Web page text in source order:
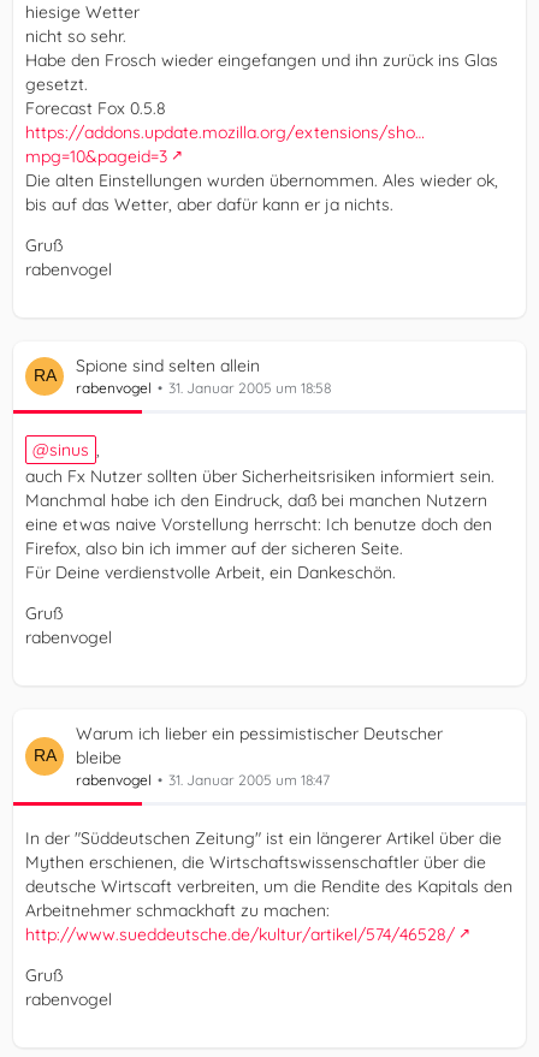
hiesige Wetter
nicht so sehr.
Habe den Frosch wieder eingefangen und ihn zurück ins Glas
gesetzt.
Forecast Fox 0.5.8
https://addons.update.mozilla.org/extensions/sho…
mpg=10&pageid=3
Die alten Einstellungen wurden übernommen. Ales wieder ok,
bis auf das Wetter, aber dafür kann er ja nichts.
Gruß
rabenvogel
Spione sind selten allein
rabenvogel 31. Januar 2005 um 18:58
sinus ,
auch Fx Nutzer sollten über Sicherheitsrisiken informiert sein.
Manchmal habe ich den Eindruck, daß bei manchen Nutzern
eine etwas naive Vorstellung herrscht: Ich benutze doch den
Firefox, also bin ich immer auf der sicheren Seite.
Für Deine verdienstvolle Arbeit, ein Dankeschön.
Gruß
rabenvogel
Warum ich lieber ein pessimistischer Deutscher
bleibe
rabenvogel 31. Januar 2005 um 18:47
In der "Süddeutschen Zeitung" ist ein längerer Artikel über die
Mythen erschienen, die Wirtschaftswissenschaftler über die
deutsche Wirtscaft verbreiten, um die Rendite des Kapitals den
Arbeitnehmer schmackhaft zu machen:
http://www.sueddeutsche.de/kultur/artikel/574/46528/
Gruß
rabenvogel